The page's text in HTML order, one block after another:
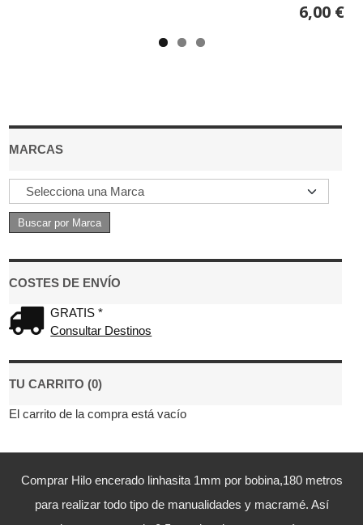
MARCAS
COSTES DE ENVÍO
GRATIS *
Consultar Destinos
TU CARRITO (0)
El carrito de la compra está vacío
6,00 €
Comprar Hilo encerado linhasita 1mm por bobina,180 metros
para realizar todo tipo de manualidades y macramé. Así